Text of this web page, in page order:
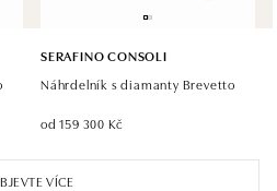
VÍCE
SERAFINO CONSOLI
Náhrdelník s diamanty Brevetto
od 159 300 Kč